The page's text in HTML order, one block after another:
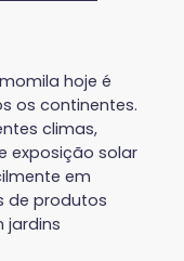
hoje é
os continentes.
climas,
exposição solar
em
de produtos
jardins